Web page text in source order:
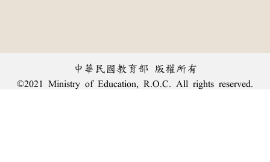
中華民國教育部 版權所有
©2021 Ministry of Education, R.O.C. All rights reserved.